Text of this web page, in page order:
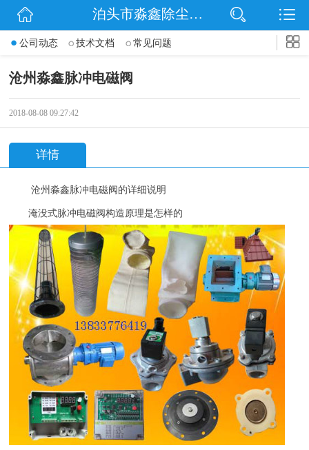
网站首页
泊头市淼鑫除尘配件销售处
公司动态 技术文档 常见问题
沧州淼鑫脉冲电磁阀
2018-08-08 09:27:42
详情
沧州淼鑫脉冲电磁阀的详细说明
淹没式脉冲电磁阀构造原理是怎样的